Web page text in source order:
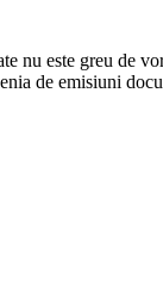
nu este greu de
de emisiuni